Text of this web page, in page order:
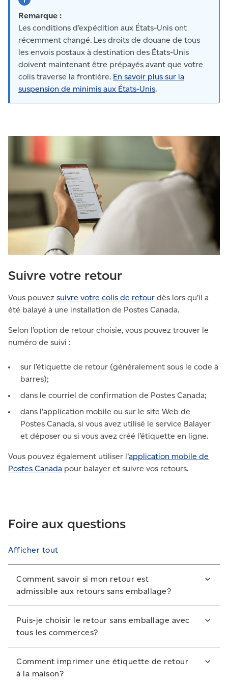
Remarque :
Les conditions d’expédition aux États-Unis ont
récemment changé. Les droits de douane de tous
les envois postaux à destination des États-Unis
doivent maintenant être prépayés avant que votre
colis traverse la frontière. En savoir plus sur la
suspension de minimis aux États-Unis.
Suivre votre retour
Vous pouvez suivre votre colis de retour dès lors qu’il a
été balayé à une installation de Postes Canada.
Selon l’option de retour choisie, vous pouvez trouver le
numéro de suivi :
sur l’étiquette de retour (généralement sous le code à
barres);
dans le courriel de confirmation de Postes Canada;
dans l’application mobile ou sur le site Web de
Postes Canada, si vous avez utilisé le service Balayer
et déposer ou si vous avez créé l’étiquette en ligne.
Vous pouvez également utiliser l’application mobile de
Postes Canada pour balayer et suivre vos retours.
Foire aux questions
Afficher tout
Comment savoir si mon retour est
admissible aux retours sans emballage?
Au moment de faire votre demande de retour sur le
site Web du commerce, choisissez le retour sans
détermine automatiquement si votre article
est admissible en fonction de sa taille et de son type.
Puis-je choisir le retour sans emballage avec
tous les commerces?
Cette option n’est offerte qu’aux commerces
participants. Consultez la politique de retour du
Comment imprimer une étiquette de retour
à la maison?